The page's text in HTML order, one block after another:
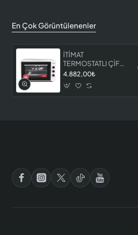
En Çok Görüntülenenler
İTİMAT
TERMOSTATLI ÇİFT
CAMLI FIRIN 8060
4.882,00₺